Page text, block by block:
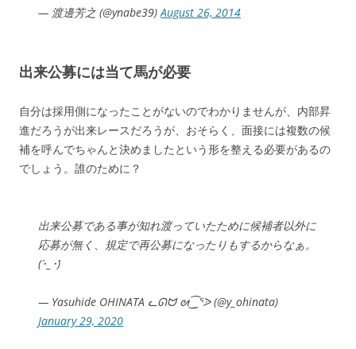
— 渡邊芳之 (@ynabe39)August 26, 2014
出来公募には当て馬が必要
自分は採用側になったことがないのでわかりませんが、内部昇
進だろうが出来レースだろうが、おそらく、面接には複数の候
補を呼んでちゃんと決めましたという形を整える必要があるの
でしょう。誰のために？
出来公募である事が知れ渡っていたために候補者以外に
応募が無く、規定で再公募になったりもするからなぁ。
(´･_･`)
— Yasuhide OHINATA ᓚᘏᗢ ᘛ⁐̤ᕐᐷ (@y_ohinata)
January 29, 2020